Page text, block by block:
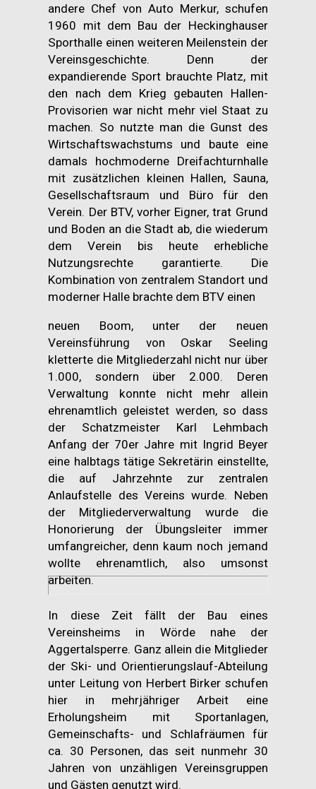
andere Chef von Auto Merkur, schufen
1960 mit dem Bau der Heckinghauser
Sporthalle einen weiteren Meilenstein der
Vereinsgeschichte. Denn der
expandierende Sport brauchte Platz, mit
den nach dem Krieg gebauten Hallen-
Provisorien war nicht mehr viel Staat zu
machen. So nutzte man die Gunst des
Wirtschaftswachstums und baute eine
damals hochmoderne Dreifachturnhalle
mit zusätzlichen kleinen Hallen, Sauna,
Gesellschaftsraum und Büro für den
Verein. Der BTV, vorher Eigner, trat Grund
und Boden an die Stadt ab, die wiederum
dem Verein bis heute erhebliche
Nutzungsrechte garantierte. Die
Kombination von zentralem Standort und
moderner Halle brachte dem BTV einen
neuen Boom, unter der neuen
Vereinsführung von Oskar Seeling
kletterte die Mitgliederzahl nicht nur über
1.000, sondern über 2.000. Deren
Verwaltung konnte nicht mehr allein
ehrenamtlich geleistet werden, so dass
der Schatzmeister Karl Lehmbach
Anfang der 70er Jahre mit Ingrid Beyer
eine halbtags tätige Sekretärin einstellte,
die auf Jahrzehnte zur zentralen
Anlaufstelle des Vereins wurde. Neben
der Mitgliederverwaltung wurde die
Honorierung der Übungsleiter immer
umfangreicher, denn kaum noch jemand
wollte ehrenamtlich, also umsonst
arbeiten.
In diese Zeit fällt der Bau eines
Vereinsheims in Wörde nahe der
Aggertalsperre. Ganz allein die Mitglieder
der Ski- und Orientierungslauf-Abteilung
unter Leitung von Herbert Birker schufen
hier in mehrjähriger Arbeit eine
Erholungsheim mit Sportanlagen,
Gemeinschafts- und Schlafräumen für
ca. 30 Personen, das seit nunmehr 30
Jahren von unzähligen Vereinsgruppen
und Gästen genutzt wird.